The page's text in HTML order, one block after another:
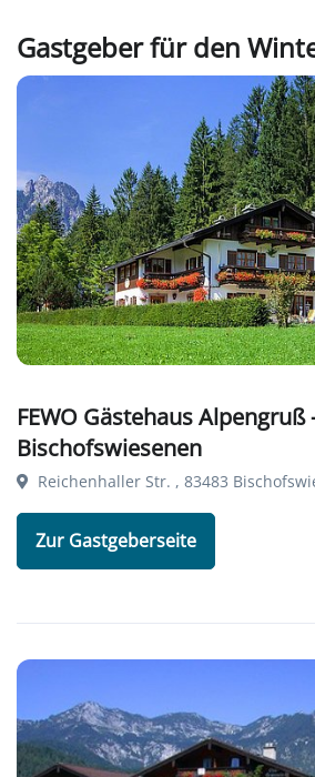
Gastgeber für den
FEWO Gästehaus Alpengruß
Bischofswiesenen
Reichenhaller Str. , 83483
Zur Gastgeberseite